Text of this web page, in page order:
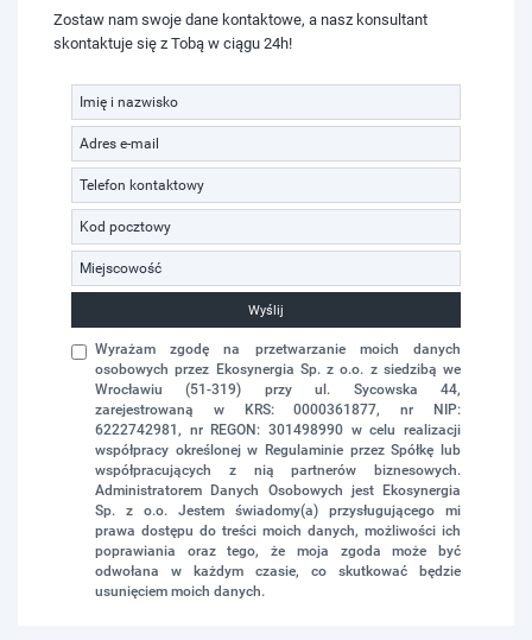
Zostaw nam swoje dane kontaktowe, a nasz konsultant
skontaktuje się z Tobą w ciągu 24h!
Wyślij
Wyrażam zgodę na przetwarzanie moich danych
osobowych przez Ekosynergia Sp. z o.o. z siedzibą we
Wrocławiu (51-319) przy ul. Sycowska 44,
zarejestrowaną w KRS: 0000361877, nr NIP:
6222742981, nr REGON: 301498990 w celu realizacji
współpracy określonej w Regulaminie przez Spółkę lub
współpracujących z nią partnerów biznesowych.
Administratorem Danych Osobowych jest Ekosynergia
Sp. z o.o. Jestem świadomy(a) przysługującego mi
prawa dostępu do treści moich danych, możliwości ich
poprawiania oraz tego, że moja zgoda może być
odwołana w każdym czasie, co skutkować będzie
usunięciem moich danych.